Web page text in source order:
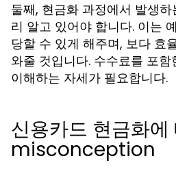
둘째, 현금화 과정에서 발생
리 알고 있어야 합니다. 이는
당할 수 있게 해주며, 보다 효
와줄 것입니다. 수수료를 포
이해하는 자세가 필요합니다.
신용카드 현금화에
misconception